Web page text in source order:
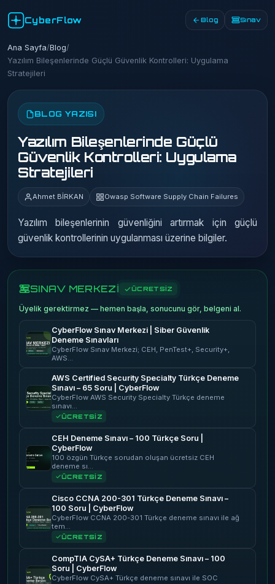
CyberFlow Blog Sınav
Ana Sayfa/Blog/
Yazılım Bileşenlerinde Güçlü Güvenlik Kontrolleri: Uygulama
Stratejileri
BLOG YAZISI
Yazılım Bileşenlerinde Güçlü
Güvenlik Kontrolleri: Uygulama
Stratejileri
Ahmet BİRKAN Owasp Software Supply Chain Failures
Yazılım bileşenlerinin güvenliğini artırmak için güçlü
güvenlik kontrollerinin uygulanması üzerine bilgiler.
SINAV MERKEZİ ÜCRETSİZ
Üyelik gerektirmez — hemen başla, sonucunu gör, belgeni al.
CyberFlow Sınav Merkezi | Siber Güvenlik
Deneme Sınavları
CyberFlow Sınav Merkezi; CEH, PenTest+, Security+,
AWS…
AWS Certified Security Specialty Türkçe Deneme
Sınavı – 65 Soru | CyberFlow
CyberFlow AWS Security Specialty Türkçe deneme
sınavı…
ÜCRETSİZ
CEH Deneme Sınavı – 100 Türkçe Soru |
CyberFlow
100 özgün Türkçe sorudan oluşan ücretsiz CEH
deneme sı…
ÜCRETSİZ
Cisco CCNA 200-301 Türkçe Deneme Sınavı –
100 Soru | CyberFlow
CyberFlow CCNA 200-301 Türkçe deneme sınavı ile ağ
tem…
ÜCRETSİZ
CompTIA CySA+ Türkçe Deneme Sınavı – 100
Soru | CyberFlow
CyberFlow CySA+ Türkçe deneme sınavı ile SOC